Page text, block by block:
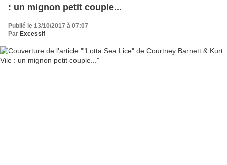
: un mignon petit couple...
Publié le 13/10/2017 à 07:07
Par Excessif